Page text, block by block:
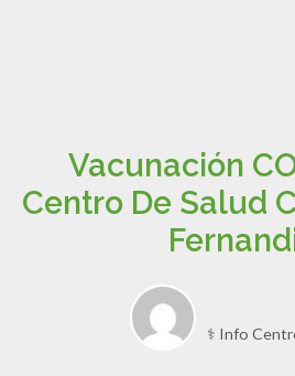
Vacunación
Centro De Salud
⚕️ Info